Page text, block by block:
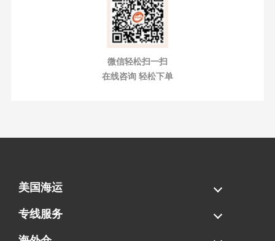
微信轻松扫一扫
在线咨询 轻松下单
美国海运
海运拼柜
海运整柜
美国海卡
加拿大海运
专线服务
FBA专线直送
超大件专线
AWD专线
电池专线